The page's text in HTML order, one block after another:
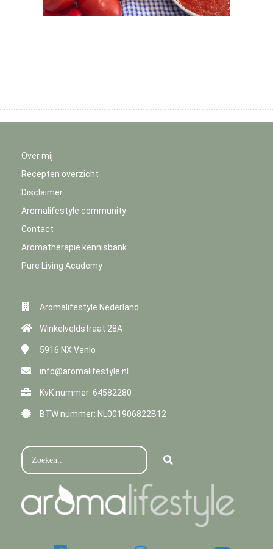
Over mij
Recepten overzicht
Disclaimer
Aromalifestyle community
Contact
Aromatherapie kennisbank
Pure Living Academy
Aromalifestyle Nederland
Winkelveldstraat 28A
5916 NX Venlo
info@aromalifestyle.nl
KvK nummer: 64582280
BTW nummer: NL001906822B12